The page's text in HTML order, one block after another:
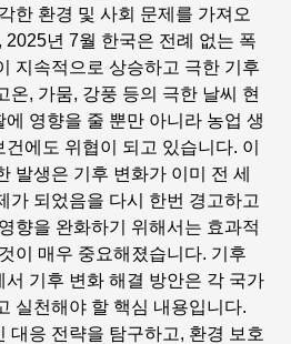
한 환경 및 사회 문제를 가져오
2025년 7월 한국은 전례 없는 폭
지속적으로 상승하고 극한 기후
온, 가뭄, 강풍 등의 극한 날씨 현
영향을 줄 뿐만 아니라 농업 생
에도 위협이 되고 있습니다. 이
발생은 기후 변화가 이미 전 세
가 되었음을 다시 한번 경고하고
향을 완화하기 위해서는 효과적
이 매우 중요해졌습니다. 기후
서 기후 변화 해결 방안은 각 국가
실천해야 할 핵심 내용입니다.
대응 전략을 탐구하고, 환경 보호